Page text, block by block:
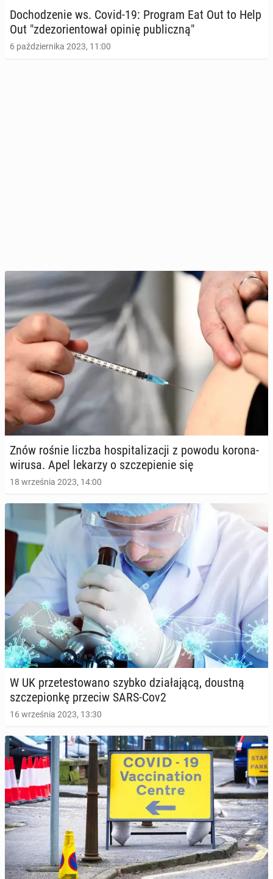
Do­cho­dze­nie ws. Covid-19: Program Eat Out to Help
Out "zdez­o­rien­to­wał opinię pu­blicz­ną"
6 października 2023, 11:00
Znów rośnie liczba ho­spi­ta­li­za­cji z powodu ko­ro­na­
wi­ru­sa. Apel lekarzy o szcze­pie­nie się
18 września 2023, 14:00
W UK prze­te­sto­wa­no szybko dzia­ła­ją­cą, doustną
szcze­pion­kę przeciw SARS-Cov2
16 września 2023, 13:30